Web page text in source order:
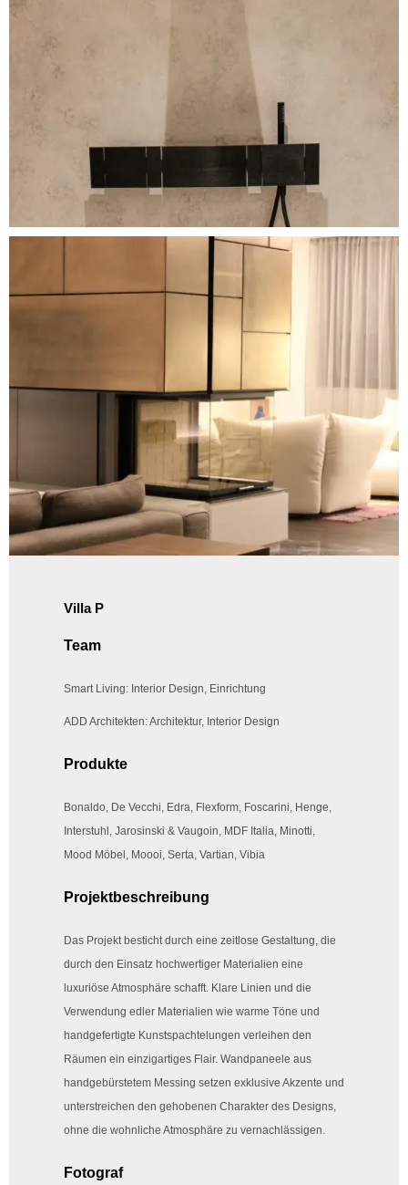
Villa P
Team
Smart Living: Interior Design, Einrichtung
ADD Architekten: Architektur, Interior Design
Produkte
Bonaldo, De Vecchi, Edra, Flexform, Foscarini, Henge,
Interstuhl, Jarosinski & Vaugoin, MDF Italia, Minotti,
Mood Möbel, Moooi, Serta, Vartian, Vibia
Projektbeschreibung
Das Projekt besticht durch eine zeitlose Gestaltung, die
durch den Einsatz hochwertiger Materialien eine
luxuriöse Atmosphäre schafft. Klare Linien und die
Verwendung edler Materialien wie warme Töne und
handgefertigte Kunstspachtelungen verleihen den
Räumen ein einzigartiges Flair. Wandpaneele aus
handgebürstetem Messing setzen exklusive Akzente und
unterstreichen den gehobenen Charakter des Designs,
ohne die wohnliche Atmosphäre zu vernachlässigen.
Fotograf